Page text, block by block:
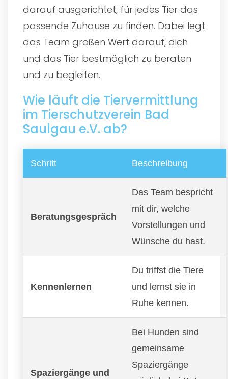
darauf ausgerichtet, für jedes Tier das
passende Zuhause zu finden. Dabei legt
das Team großen Wert darauf, dich
und das Tier bestmöglich zu beraten
und zu begleiten.
Wie läuft die Tiervermittlung
im Tierschutzverein Bad
Saulgau e.V. ab?
Schritt Beschreibung
Beratungsgespräch
Das Team bespricht
mit dir, welche
Vorstellungen und
Wünsche du hast.
Kennenlernen
Du triffst die Tiere
und lernst sie in
Ruhe kennen.
Spaziergänge und
Bei Hunden sind
gemeinsame
Spaziergänge